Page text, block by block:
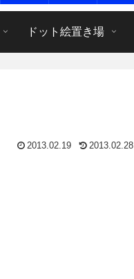
ドット絵置き場
2013.02.19 2013.02.28